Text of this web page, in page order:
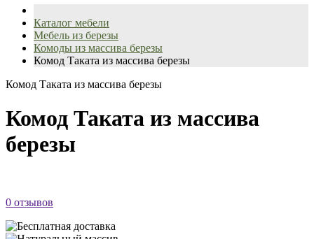
Каталог мебели
Мебель из березы
Комоды из массива березы
Комод Таката из массива березы
Комод Таката из массива березы
Комод Таката из массива
березы
0 отзывов